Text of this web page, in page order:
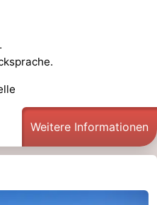
Weitere Informationen